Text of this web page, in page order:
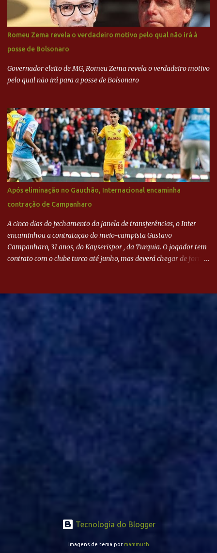
empreiteira refere-se ao governador de São Paulo, Geraldo
Alckmin (PSDB) — nenhum deles, no entanto, disse ter negociado
diretamente com o paulista. Depoimentos mostram como o
dinheiro da Odebrecht bancou a campanha de Serra em 2010 Leia
mais... A Lava Jato chega ao PSDB | VEJA.com
Romeu Zema revela o verdadeiro motivo pelo qual não irá à
posse de Bolsonaro
Governador eleito de MG, Romeu Zema revela o verdadeiro motivo
pelo qual não irá para a posse de Bolsonaro
Após eliminação no Gauchão, Internacional encaminha
contração de Campanharo
A cinco dias do fechamento da janela de transferências, o Inter
encaminhou a contratação do meio-campista Gustavo
Campanharo, 31 anos, do Kayserispor , da Turquia. O jogador tem
contrato com o clube turco até junho, mas deverá chegar de forma
Evian, da França, Hellas Verona, da Itália, e Ludogorets, da
Tecnologia do Blogger
Imagens de tema por mammuth